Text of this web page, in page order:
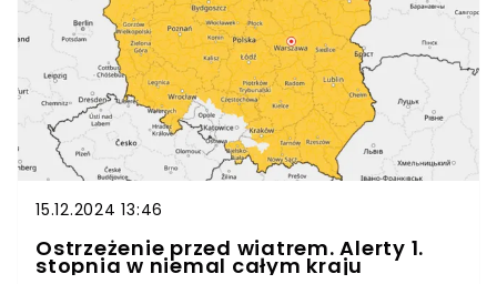
15.12.2024 13:46
Ostrzeżenie przed wiatrem. Alerty 1.
stopnia w niemal całym kraju